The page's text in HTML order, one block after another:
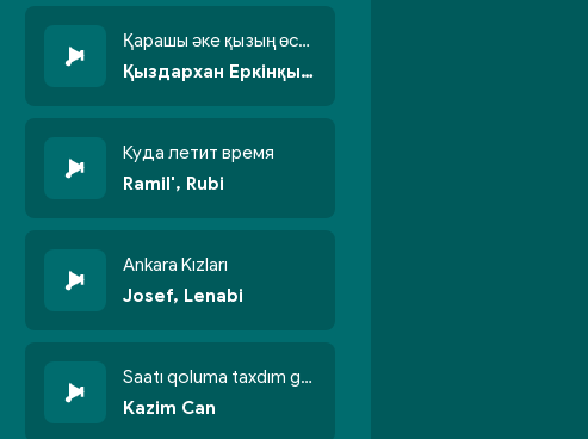
Қарашы әке қызың өсті бойжеттіп
Қыздархан Еркінқызы
Куда летит время
Ramil', Rubi
Ankara Kızları
Josef, Lenabi
Saatı qoluma taxdım göyün üzünə qalxdım
Kazim Can